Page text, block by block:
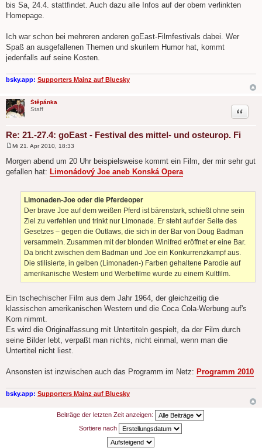
bis Sa, 24.4. stattfindet. Auch dazu alle Infos auf der obem verlinkten
Homepage.
Ich war schon bei mehreren anderen goEast-Filmfestivals dabei. Wer
Spaß an ausgefallenen Themen und skurilem Humor hat, kommt
jedenfalls auf seine Kosten.
bsky.app: Supporters Mainz auf Bluesky
Štěpánka
Staff
Re: 21.-27.4: goEast - Festival des mittel- und osteurop. Fi
Zitat
e
i
t
Mi 21. Apr 2010, 18:33
Morgen abend um 20 Uhr beispielsweise kommt ein Film, der mir sehr gut
gefallen hat: Limonádový Joe aneb Konská Opera
Limonaden-Joe oder die Pferdeoper
Der brave Joe auf dem weißen Pferd ist bärenstark, schießt ohne sein
Ziel zu verfehlen und trinkt nur Limonade. Er steht auf der Seite des
Gesetzes – gegen die Outlaws, die sich in der Bar von Doug Badman
versammeln. Zusammen mit der blonden Winifred eröffnet er eine Bar.
Da bricht zwischen dem Badman und Joe ein Konkurrenzkampf aus.
Die stilisierte, in gelben (Limonaden-) Farben gehaltene Parodie auf
amerikanische Western und Werbefilme wurde zu einem Kultfilm.
Ein tschechischer Film aus dem Jahr 1964, der gleichzeitig die
klassischen amerikanischen Western und die Coca Cola-Werbung auf's
Korn nimmt.
Es wird die Originalfassung mit Untertiteln gespielt, da der Film durch
seine Bilder lebt, verpaßt man nichts, nicht einmal, wenn man die
Untertitel nicht liest.
Ansonsten ist inzwischen auch das Programm im Netz: Programm 2010
bsky.app: Supporters Mainz auf Bluesky
Beiträge der letzten Zeit anzeigen:
Sortiere nach